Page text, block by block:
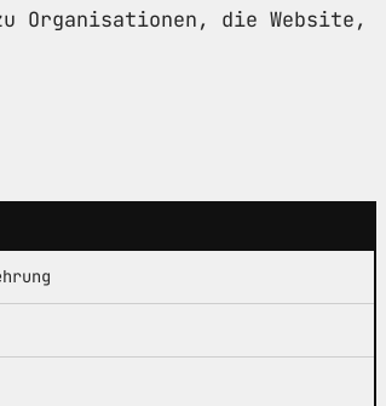
Organisationen, die Website,